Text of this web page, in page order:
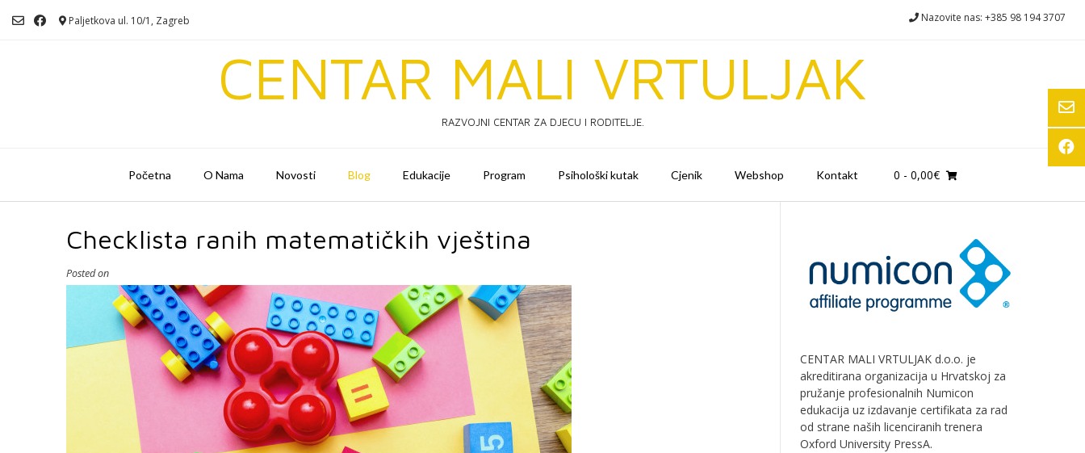
Paljetkova ul. 10/1, Zagreb Nazovite nas: +385 98 194 3707
CENTAR MALI VRTULJAK
RAZVOJNI CENTAR ZA DJECU I RODITELJE.
Početna O Nama Novosti Blog Edukacije Program Psihološki kutak Cjenik Webshop Kontakt 0 - 0,00€
Checklista ranih matematičkih vještina
Posted on
CENTAR MALI VRTULJAK d.o.o. je
akreditirana organizacija u Hrvatskoj za
pružanje profesionalnih Numicon
edukacija uz izdavanje certifikata za rad
od strane naših licenciranih trenera
Oxford University PressA.